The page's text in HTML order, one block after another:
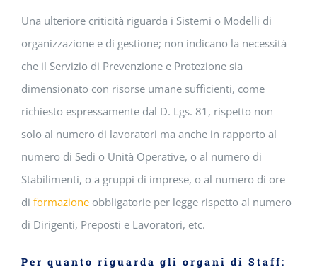
Una ulteriore criticità riguarda i Sistemi o Modelli di
organizzazione e di gestione; non indicano la necessità
che il Servizio di Prevenzione e Protezione sia
dimensionato con risorse umane sufficienti, come
richiesto espressamente dal D. Lgs. 81, rispetto non
solo al numero di lavoratori ma anche in rapporto al
numero di Sedi o Unità Operative, o al numero di
Stabilimenti, o a gruppi di imprese, o al numero di ore
di formazione obbligatorie per legge rispetto al numero
di Dirigenti, Preposti e Lavoratori, etc.
Per quanto riguarda gli organi di Staff: